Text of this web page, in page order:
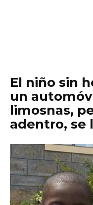
El niño sin
un
limosnas,
adentro, se